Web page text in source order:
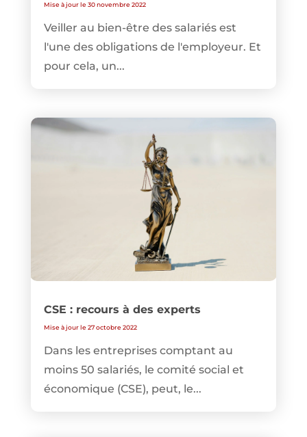
Mise à jour le 30 novembre 2022
Veiller au bien-être des salariés est
l'une des obligations de l'employeur. Et
pour cela, un...
CSE : recours à des experts
Mise à jour le 27 octobre 2022
Dans les entreprises comptant au
moins 50 salariés, le comité social et
économique (CSE), peut, le...